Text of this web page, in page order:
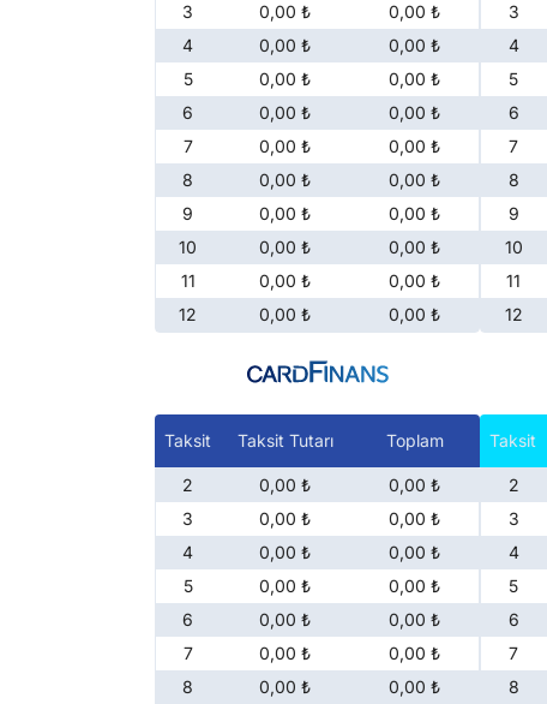
3
0,00 ₺
0,00 ₺
4
0,00 ₺
0,00 ₺
5
0,00 ₺
0,00 ₺
6
0,00 ₺
0,00 ₺
7
0,00 ₺
0,00 ₺
8
0,00 ₺
0,00 ₺
9
0,00 ₺
0,00 ₺
10
0,00 ₺
0,00 ₺
11
0,00 ₺
0,00 ₺
12
0,00 ₺ 0,00 ₺
3
4
5
6
7
8
9
10
11
12
Taksit Taksit Tutarı Toplam
2 0,00 ₺
0,00 ₺
3
0,00 ₺
0,00 ₺
4
0,00 ₺
0,00 ₺
5
0,00 ₺
0,00 ₺
6
0,00 ₺
0,00 ₺
7
0,00 ₺
0,00 ₺
8
0,00 ₺ 0,00 ₺
Taksit
2
3
4
5
6
7
8